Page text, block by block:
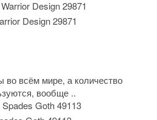
Design 29871
во всём мире, а количество
вообще ..